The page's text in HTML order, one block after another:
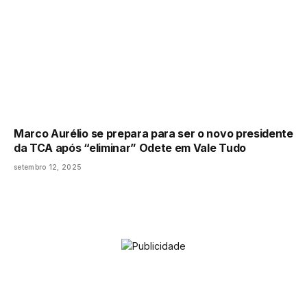
Marco Aurélio se prepara para ser o novo presidente
da TCA após “eliminar” Odete em Vale Tudo
setembro 12, 2025